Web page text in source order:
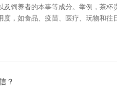
及饲养者的本事等成分。举例，茶
度，如食品、疫苗、医疗、玩物和
？